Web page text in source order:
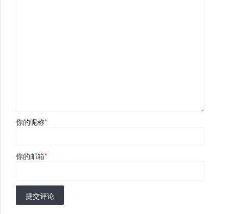
你的昵称*
你的邮箱*
提交评论